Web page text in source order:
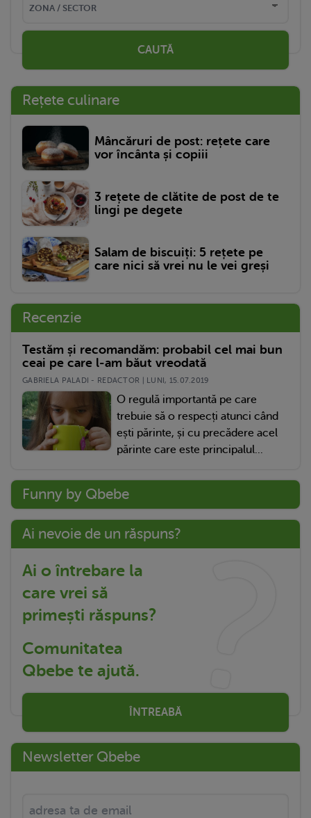
CAUTĂ
Rețete culinare
Mâncăruri de post: rețete care
vor încânta și copiii
3 rețete de clătite de post de te
lingi pe degete
Salam de biscuiți: 5 rețete pe
care nici să vrei nu le vei greși
Recenzie
Testăm și recomandăm: probabil cel mai bun
ceai pe care l-am băut vreodată
GABRIELA PALADI - REDACTOR | LUNI, 15.07.2019
O regulă importantă pe care
trebuie să o respecți atunci când
ești părinte, și cu precădere acel
părinte care este principalul...
Funny by Qbebe
Ai nevoie de un răspuns?
Ai o întrebare la
care vrei să
primești răspuns?
Comunitatea
Qbebe te ajută.
ÎNTREABĂ
Newsletter Qbebe